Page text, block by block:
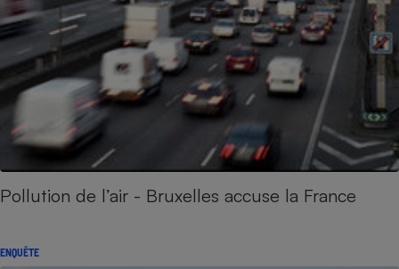
Pollution de l’air - Bruxelles accuse la France
ENQUÊTE